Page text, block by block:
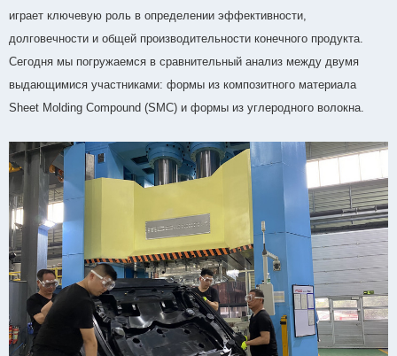
играет ключевую роль в определении эффективности,
долговечности и общей производительности конечного продукта.
Сегодня мы погружаемся в сравнительный анализ между двумя
выдающимися участниками: формы из композитного материала
Sheet Molding Compound (SMC) и формы из углеродного волокна.